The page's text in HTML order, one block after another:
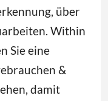
über
Within
Sie eine
&
damit